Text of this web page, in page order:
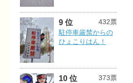
9 位
432票
駐停車厳禁からの
ひょこりはん！
10 位
373票